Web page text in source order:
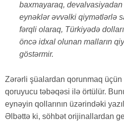
baxmayaraq,
eynəklər əvvəlki qiymətlərlə
fərqli olaraq, Türkiyədə
öncə idxal olunan malların
göstərmir.
Zərərli şüalardan qorunmaq
qoruyucu təbəqəsi ilə örtülür.
eynəyin qollarının üzərindəki
Əlbəttə ki, söhbət orijinallardan